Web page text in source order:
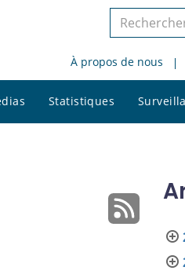
Rechercher
le
site
À propos de nous
Statistiques